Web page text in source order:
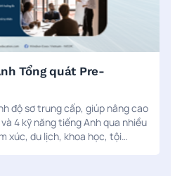
Tổng quát Pre-
độ sơ trung cấp, giúp nâng cao
4 kỹ năng tiếng Anh qua nhiều
xúc, du lịch, khoa học, tội